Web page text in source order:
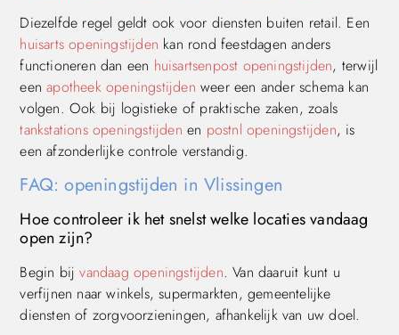
Diezelfde regel geldt ook voor diensten buiten retail. Een
huisarts openingstijden kan rond feestdagen anders
functioneren dan een huisartsenpost openingstijden, terwijl
eenapotheek openingstijden weer een ander schema kan
volgen. Ook bij logistieke of praktische zaken, zoals
tankstations openingstijden en postnl openingstijden, is
een afzonderlijke controle verstandig.
FAQ: openingstijden in Vlissingen
Hoe controleer ik het snelst welke locaties vandaag
open zijn?
Begin bijvandaag openingstijden. Van daaruit kunt u
verfijnen naar winkels, supermarkten, gemeentelijke
diensten of zorgvoorzieningen, afhankelijk van uw doel.